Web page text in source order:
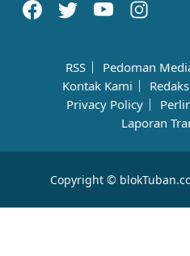
RSS Pedoman
Kontak Kami
Privacy Policy
Laporan
Copyright ©